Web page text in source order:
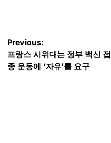
글
탐
Previous:
프랑스 시위대는 정부 백신 접
종 운동에 ‘자유’를 요구